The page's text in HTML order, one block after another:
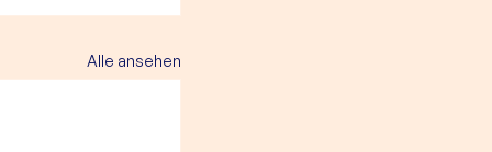
Alle ansehen